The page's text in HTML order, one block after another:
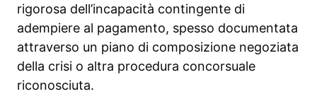
rigorosa dell’incapacità contingente di
adempiere al pagamento, spesso documentata
attraverso un piano di composizione negoziata
della crisi o altra procedura concorsuale
riconosciuta.